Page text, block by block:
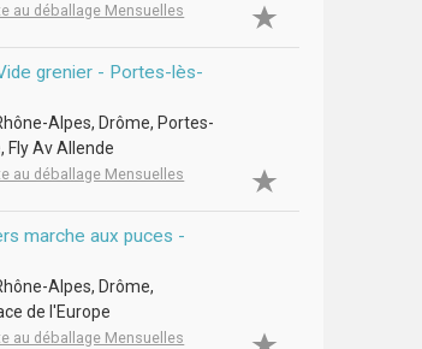
au déballage Mensuelles
grenier - Portes-lès-
Alpes, Drôme, Portes-
Fly Av Allende
au déballage Mensuelles
marche aux puces -
Alpes, Drôme,
de l'Europe
au déballage Mensuelles